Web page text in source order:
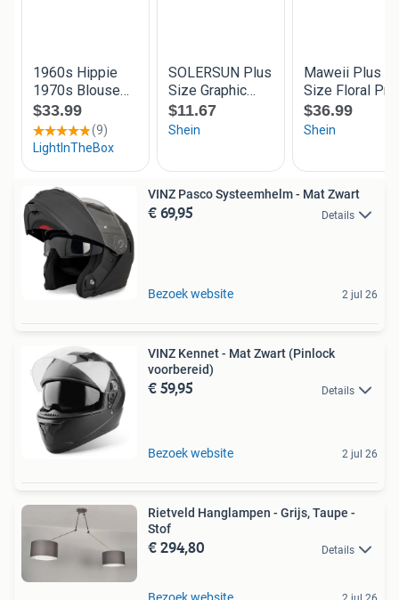
VINZ Pasco Systeemhelm - Mat Zwart
€ 69,95 Details
Bezoek website 2 jul 26
VINZ Kennet - Mat Zwart (Pinlock
voorbereid)
€ 59,95 Details
Bezoek website 2 jul 26
Rietveld Hanglampen - Grijs, Taupe -
Stof
€ 294,80 Details
Bezoek website